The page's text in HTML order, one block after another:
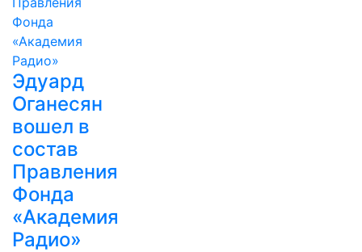
Эдуард
Оганесян
вошел в
состав
Правления
Фонда
«Академия
Радио»